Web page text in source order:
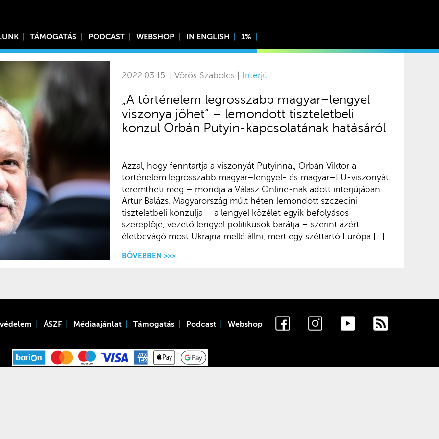
TÁMOGATÁS PODCAST WEBSHOP IN ENGLISH 1%
2022.03.15. | Vörös Szabolcs | Interjú
„A történelem legrosszabb magyar–lengyel
viszonya jöhet” – lemondott tiszteletbeli
konzul Orbán Putyin-kapcsolatának hatásáról
Azzal, hogy fenntartja a viszonyát Putyinnal, Orbán Viktor a
történelem legrosszabb magyar–lengyel- és magyar–EU-viszonyát
teremtheti meg – mondja a Válasz Online-nak adott interjújában
Artur Balázs. Magyarország múlt héten lemondott szczecini
tiszteletbeli konzulja – a lengyel közélet egyik befolyásos
szereplője, vezető lengyel politikusok barátja – szerint azért
életbevágó most Ukrajna mellé állni, mert egy széttartó Európa […]
BŐVEBBEN >>>
ÁSZF Médiaajánlat Támogatás Podcast Webshop